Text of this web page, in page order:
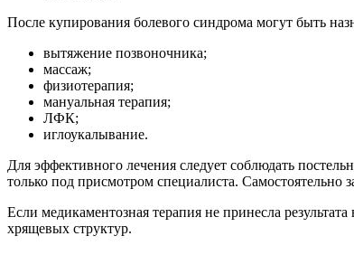
После купирования болевого синдрома могут быть
вытяжение позвоночника;
массаж;
физиотерапия;
мануальная терапия;
ЛФК;
иглоукалывание.
Для эффективного лечения следует соблюдать
только под присмотром специалиста. Самостоятельно
Если медикаментозная терапия не принесла
хрящевых структур.